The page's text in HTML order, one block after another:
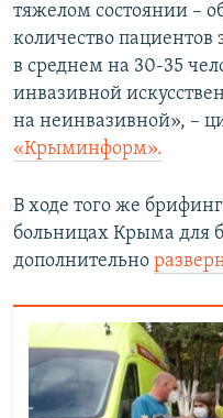
тяжелом состоянии –
количество пациентов
в среднем на 30-35
инвазивной
на неинвазивной», –
«Крыминформ».
В ходе того же
больницах Крыма для
дополнительно